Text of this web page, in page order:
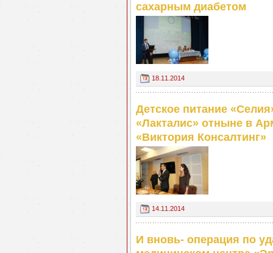
сахарным диабетом
18.11.2014
Детское питание
«Лакталис» отныне в
«Виктория Консалтинг»
14.11.2014
И вновь- операция по